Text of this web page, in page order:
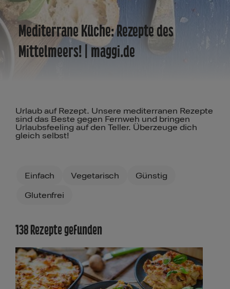
Mediterrane Küche: Rezepte des
Mittelmeers! | maggi.de
Urlaub auf Rezept. Unsere mediterranen Rezepte
sind das Beste gegen Fernweh und bringen
Urlaubsfeeling auf den Teller. Überzeuge dich
gleich selbst!
Einfach Vegetarisch
Günstig
Glutenfrei
138 Rezepte gefunden